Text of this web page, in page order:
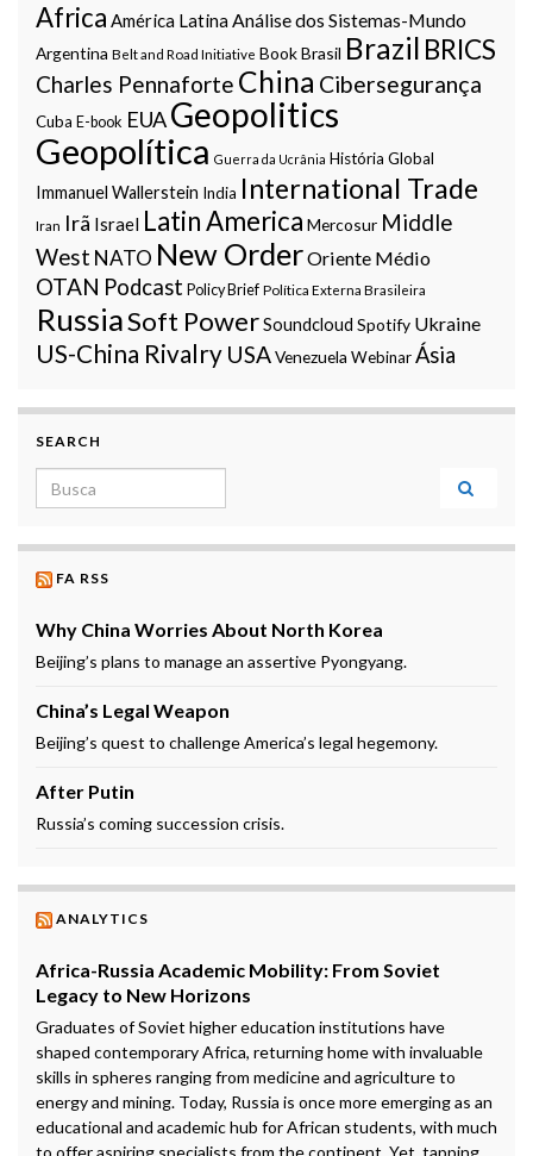
Africa América LatinaAnálise dos Sistemas-Mundo
Argentina Belt and Road Initiative BookBrasil Brazil BRICS
Charles Pennaforte China Cibersegurança
Cuba E-book EUAGeopolitics
Geopolítica Guerra da Ucrânia História Global
Immanuel Wallerstein India International Trade
Iran Irã Israel Latin America Mercosur Middle
West NATO New OrderOriente Médio
OTAN Podcast Policy Brief Política Externa Brasileira
RussiaSoft PowerSoundcloud Spotify Ukraine
US-China Rivalry USAVenezuela WebinarÁsia
SEARCH
Search for:
FA RSS
Why China Worries About North Korea
Beijing’s plans to manage an assertive Pyongyang.
China’s Legal Weapon
Beijing’s quest to challenge America’s legal hegemony.
After Putin
Russia’s coming succession crisis.
ANALYTICS
Africa-Russia Academic Mobility: From Soviet
Legacy to New Horizons
Graduates of Soviet higher education institutions have
shaped contemporary Africa, returning home with invaluable
skills in spheres ranging from medicine and agriculture to
energy and mining. Today, Russia is once more emerging as an
educational and academic hub for African students, with much